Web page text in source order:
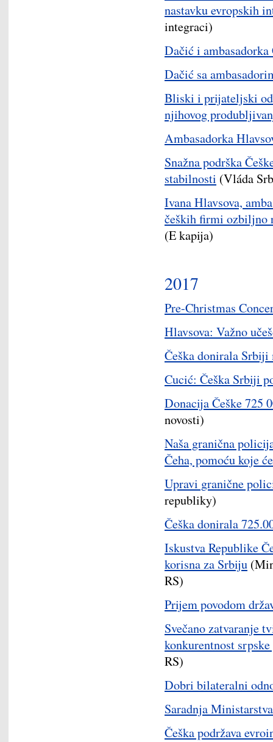
nastavku evropskih
integraci)
Dačić i
Dačić sa
Bliski i prijateljski
njihovog
Ambasadorka
Snažna podrška
stabilnosti (Vláda
Ivana Hlavsova,
čeških firmi ozbiljno
(E kapija)
2017
Pre-Christmas
Hlavsova: Važno
Češka donirala
Cucić: Češka Srbiji
Donacija Češke 725
novosti)
Naša granična
Čeha, pomoću koje
Upravi granične
republiky)
Češka donirala
Iskustva Republike
korisna za Srbiju
RS)
Prijem povodom
Svečano zatvaranje
konkurentnost
RS)
Dobri bilateralni
Saradnja
Češka podržava